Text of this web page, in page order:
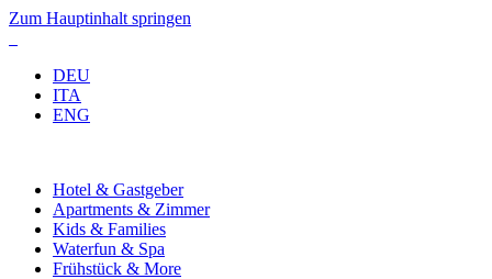
Zum Hauptinhalt springen
DEU
ITA
ENG
Hotel & Gastgeber
Apartments & Zimmer
Kids & Families
Waterfun & Spa
Frühstück & More